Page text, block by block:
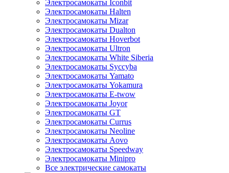
Электросамокаты Iconbit
Электросамокаты Halten
Электросамокаты Mizar
Электросамокаты Dualton
Электросамокаты Hoverbot
Электросамокаты Ultron
Электросамокаты White Siberia
Электросамокаты Syccyba
Электросамокаты Yamato
Электросамокаты Yokamura
Электросамокаты E-twow
Электросамокаты Joyor
Электросамокаты GT
Электросамокаты Currus
Электросамокаты Neoline
Электросамокаты Aovo
Электросамокаты Speedway
Электросамокаты Minipro
Все электрические самокаты